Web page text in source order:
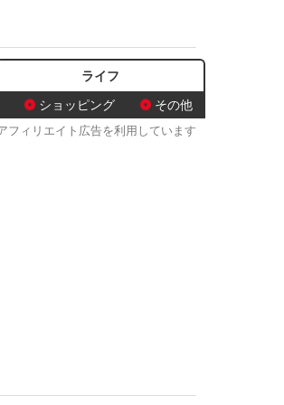
ショッピング その他
ライフ
フィリエイト広告を利用しています